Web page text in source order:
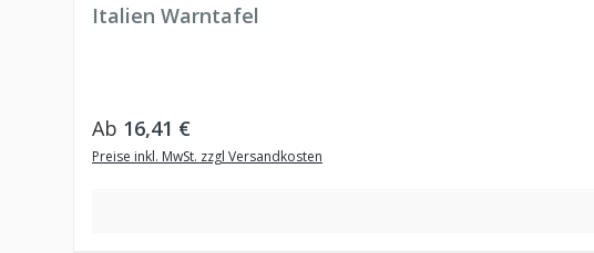
Italien Warntafel
Regulärer Preis:
Ab 16,41 €
Preise inkl. MwSt. zzgl Versandkosten